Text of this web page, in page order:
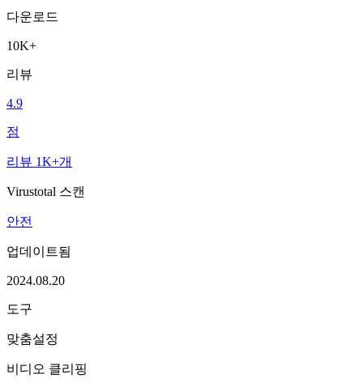
다운로드
10K+
리뷰
4.9
점
리뷰 1K+개
Virustotal 스캔
안전
업데이트됨
2024.08.20
도구
맞춤설정
비디오 클리핑